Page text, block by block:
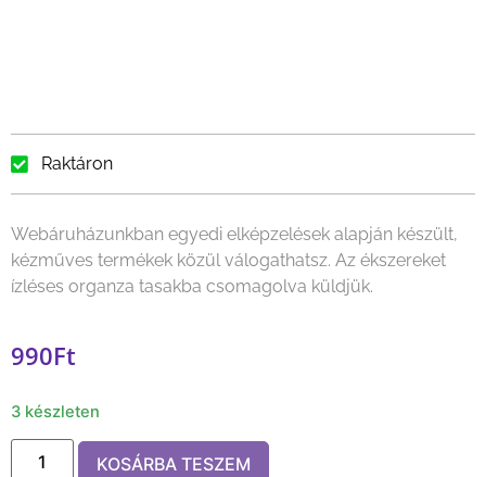
Raktáron
Webáruházunkban egyedi elképzelések alapján készült,
kézműves termékek közül válogathatsz. Az ékszereket
ízléses organza tasakba csomagolva küldjük.
990Ft
3 készleten
KOSÁRBA TESZEM